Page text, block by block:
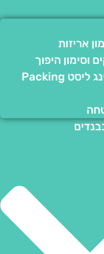
אריזות
היפוך
מעטפות פקינג ליסט Packing